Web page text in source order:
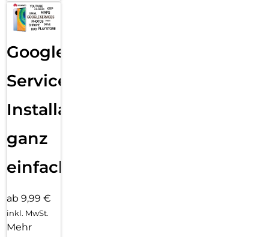
Google
Services
Installation
ganz
einfach
ab 9,99 €
inkl. MwSt.
Mehr